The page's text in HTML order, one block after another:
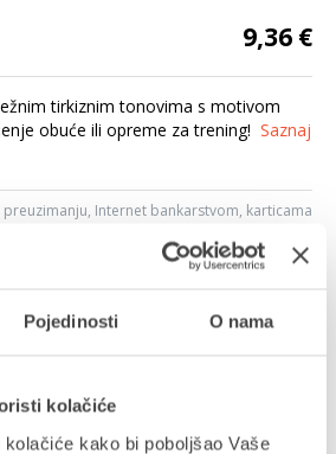
Pojedinosti O nama
kolačiće
kako bi poboljšao Vaše
9,36 €
tirkiznim tonovima s motivom
obuće ili opreme za trening! Saznaj
Internet bankarstvom, karticama
14 dana